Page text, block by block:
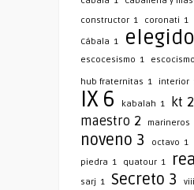
constructor 1 coronati 1
Cábala 1 elegido
escocesismo 1 escocismo
hub fraternitas 1 interior
IX 6 kabalah 1 kt 2
maestro 2 marineros
noveno 3 octavo 1
piedra 1 quatour 1
sarj 1 Secreto 3 viii